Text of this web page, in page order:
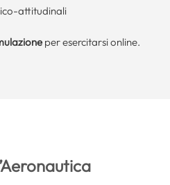
attitudinali
per esercitarsi online.